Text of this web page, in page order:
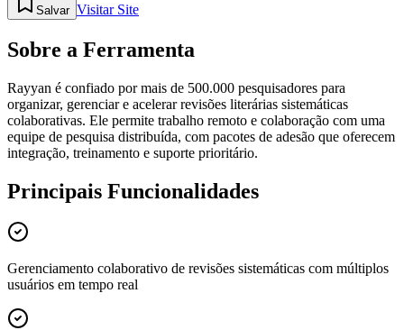
Salvar Visitar Site
Sobre a Ferramenta
Rayyan é confiado por mais de 500.000 pesquisadores para
organizar, gerenciar e acelerar revisões literárias sistemáticas
colaborativas. Ele permite trabalho remoto e colaboração com uma
equipe de pesquisa distribuída, com pacotes de adesão que oferecem
integração, treinamento e suporte prioritário.
Principais Funcionalidades
Gerenciamento colaborativo de revisões sistemáticas com múltiplos
usuários em tempo real